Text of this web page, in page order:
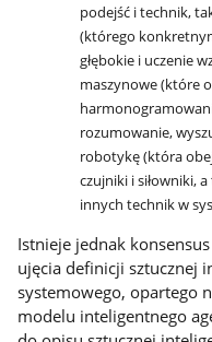
podejść i technik,
(którego
głębokie i uczenie
maszynowe (które
rozumowanie,
robotykę (która
czujniki i siłowniki,
innych technik w
Istnieje jednak
ujęcia definicji sztucznej
systemowego, opartego
modelu inteligentnego